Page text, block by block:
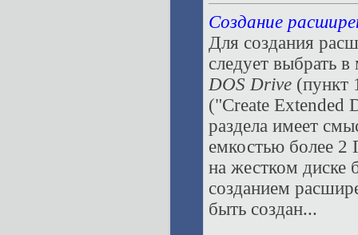
Создание
Для создания
следует выбрать
DOS Drive (пункт
("Create Extended
раздела имеет
емкостью более 2
на жестком диске
созданием
быть создан...